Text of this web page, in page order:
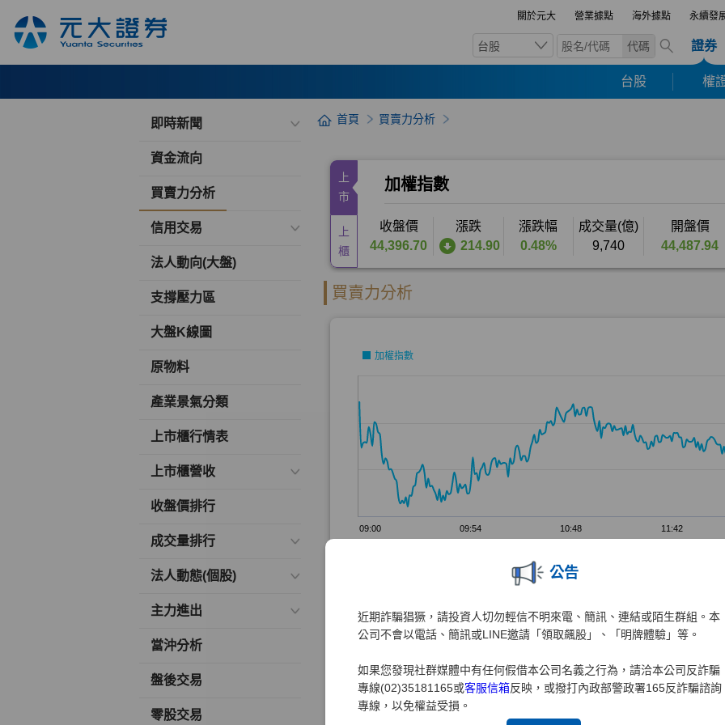
關於元大 營業據點 海外據點 永續發
台股 代碼 證券
台股 權
公告
近期詐騙猖獗，請投資人切勿輕信不明來電、簡訊、連結或陌生群組。本
公司不會以電話、簡訊或LINE邀請「領取飆股」、「明牌體驗」等。
如果您發現社群媒體中有任何假借本公司名義之行為，請洽本公司反詐騙
專線(02)35181165或客服信箱反映，或撥打內政部警政署165反詐騙諮詢
專線，以免權益受損。
即時新聞
資金流向
買賣力分析
信用交易
法人動向(大盤)
支撐壓力區
大盤K線圖
原物料
產業景氣分類
上市櫃行情表
上市櫃營收
收盤價排行
成交量排行
法人動態(個股)
主力進出
當沖分析
盤後交易
零股交易
首頁 買賣力分析